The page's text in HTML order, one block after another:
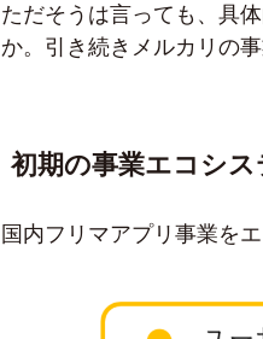
ただそうは言っても、具
か。引き続きメルカリの
初期の事業エコシス
国内フリマアプリ事業を